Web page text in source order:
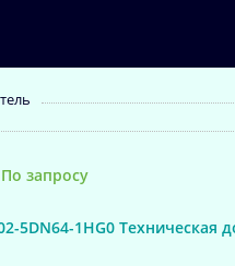
По запросу
5DN64-1HG0 Техническая